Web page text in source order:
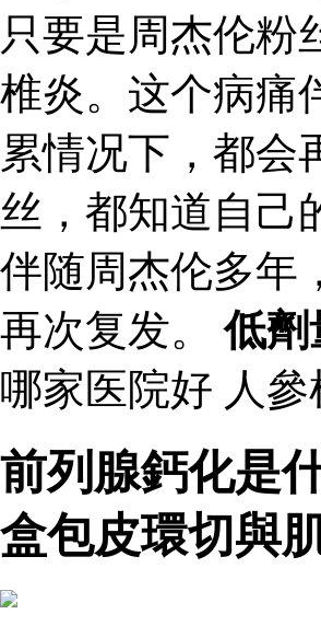
只要是周杰伦粉
椎炎。这个病痛
累情况下，都会
丝，都知道自己
伴随周杰伦多年
再次复发。低劑
哪家医院好 人
前列腺鈣化是
盒包皮環切與